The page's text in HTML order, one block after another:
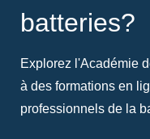
batteries?
Explorez l'Académie
à des formations en
professionnels de la